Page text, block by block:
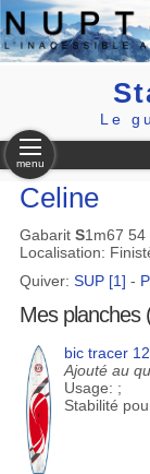
Le
menu
Celine
Gabarit S1m67 54
Localisation:
Quiver: SUP [1] -
Mes planches
bic tracer
Ajouté au
Usage: ;
Stabilité